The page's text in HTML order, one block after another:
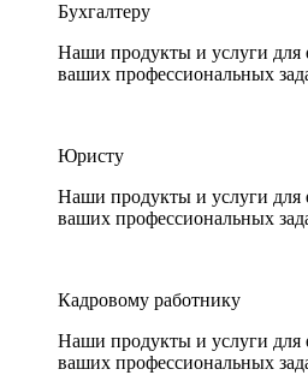
Бухгалтеру
Наши продукты и услуги для
ваших профессиональных
Юристу
Наши продукты и услуги для
ваших профессиональных
Кадровому работнику
Наши продукты и услуги для
ваших профессиональных